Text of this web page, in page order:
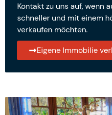
Kontakt zu uns auf, wenn
schneller und mit einem
verkaufen möchten.
Eigene Immobilie